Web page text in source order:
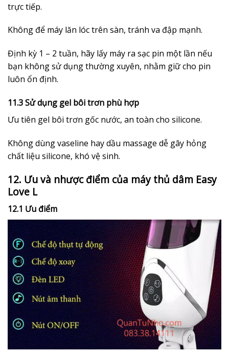
trực tiếp.
Không để máy lăn lóc trên sàn, tránh va đập mạnh.
Định kỳ 1 – 2 tuần, hãy lấy máy ra sạc pin một lần nếu
bạn không sử dụng thường xuyên, nhằm giữ cho pin
luôn ổn định.
11.3 Sử dụng gel bôi trơn phù hợp
Ưu tiên gel bôi trơn gốc nước, an toàn cho silicone.
Không dùng vaseline hay dầu massage dễ gây hỏng
chất liệu silicone, khó vệ sinh.
12. Ưu và nhược điểm của máy thủ dâm Easy
Love L
12.1 Ưu điểm